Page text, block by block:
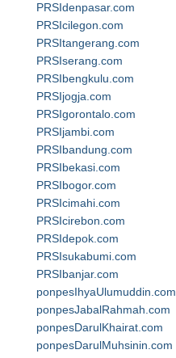
PRSIdenpasar.com
PRSIcilegon.com
PRSItangerang.com
PRSIserang.com
PRSIbengkulu.com
PRSIjogja.com
PRSIgorontalo.com
PRSIjambi.com
PRSIbandung.com
PRSIbekasi.com
PRSIbogor.com
PRSIcimahi.com
PRSIcirebon.com
PRSIdepok.com
PRSIsukabumi.com
PRSIbanjar.com
ponpesIhyaUlumuddin.com
ponpesJabalRahmah.com
ponpesDarulKhairat.com
ponpesDarulMuhsinin.com